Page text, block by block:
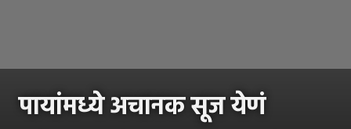
पायांमध्ये अचानक सूज येणं